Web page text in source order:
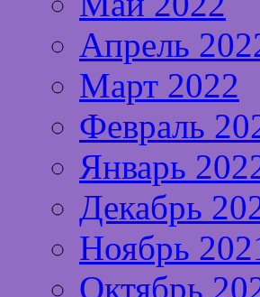
Апрель
Март 2022
Февраль
Январь
Декабрь
Ноябрь
Октябрь